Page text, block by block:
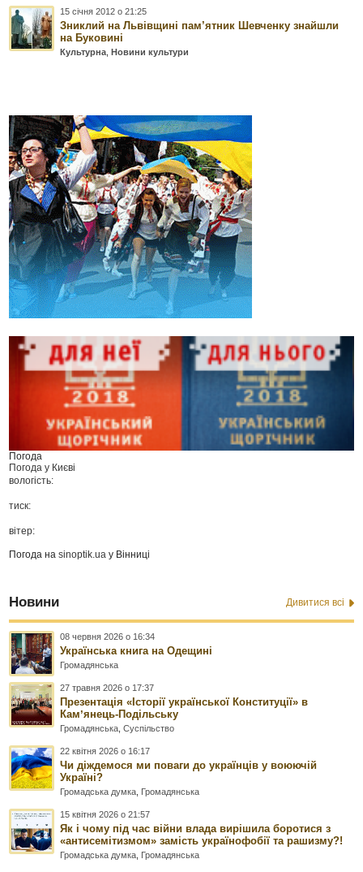
15 січня 2012 о 21:25
Зниклий на Львівщині пам’ятник Шевченку знайшли
на Буковині
Культурна ,Новини культури
Погода
Погода у Києві
вологість:
тиск:
вітер:
Погода наsinoptik.ua у Вінниці
Новини Дивитися всі
08 червня 2026 о 16:34
Українська книга на Одещині
Громадянська
27 травня 2026 о 17:37
Презентація «Історії української Конституції» в
Камʼянець-Подільську
Громадянська ,Суспільство
22 квітня 2026 о 16:17
Чи діждемося ми поваги до українців у воюючій
Україні?
Громадська думка Громадянська
15 квітня 2026 о 21:57
Як і чому під час війни влада вирішила боротися з
«антисемітизмом» замість українофобії та рашизму?!
Громадська думка Громадянська